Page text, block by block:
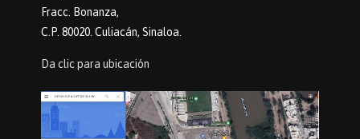
Fracc. Bonanza,
C.P. 80020. Culiacán, Sinaloa.
Da clic para ubicación